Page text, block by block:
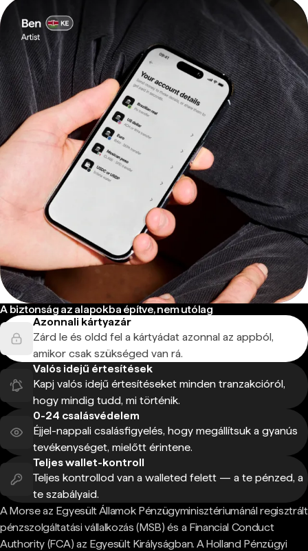
A biztonság az alapokba építve, nem utólag
Azonnali kártyazár
Zárd le és oldd fel a kártyádat azonnal az appból,
amikor csak szükséged van rá.
Valós idejű értesítések
Kapj valós idejű értesítéseket minden tranzakcióról,
hogy mindig tudd, mi történik.
0-24 csalásvédelem
Éjjel-nappali csalásfigyelés, hogy megállítsuk a gyanús
tevékenységet, mielőtt érintene.
Teljes wallet-kontroll
Teljes kontrollod van a walleted felett — a te pénzed, a
te szabályaid.
A Morse az Egyesült Államok Pénzügyminisztériumánál regisztrált
pénzszolgáltatási vállalkozás (MSB) és a Financial Conduct
Authority (FCA) az Egyesült Királyságban. A Holland Pénzügyi